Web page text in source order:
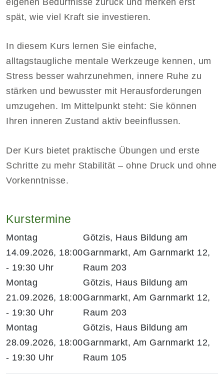
spät, wie viel Kraft sie investieren.
In diesem Kurs lernen Sie einfache,
alltagstaugliche mentale Werkzeuge kennen, um
Stress besser wahrzunehmen, innere Ruhe zu
stärken und bewusster mit Herausforderungen
umzugehen. Im Mittelpunkt steht: Sie können
Ihren inneren Zustand aktiv beeinflussen.
Der Kurs bietet praktische Übungen und erste
Schritte zu mehr Stabilität – ohne Druck und ohne
Vorkenntnisse.
Kurstermine
Montag
14.09.2026, 18:00
- 19:30 Uhr
Götzis, Haus Bildung am
Garnmarkt, Am Garnmarkt 12,
Raum 203
Montag
21.09.2026, 18:00
- 19:30 Uhr
Götzis, Haus Bildung am
Garnmarkt, Am Garnmarkt 12,
Raum 203
Montag
28.09.2026, 18:00
- 19:30 Uhr
Götzis, Haus Bildung am
Garnmarkt, Am Garnmarkt 12,
Raum 105